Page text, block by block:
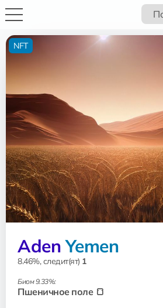
AdenYemen
8.46%, следит(ят) 1
Биом 9.33%:
Пшеничное поле 🍞
NFT